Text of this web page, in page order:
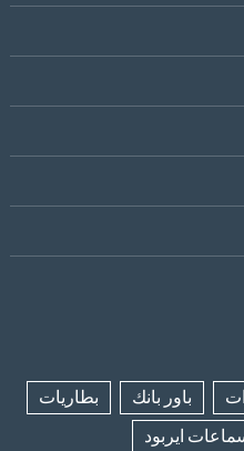
باور بانك
بطاريات
ايربود